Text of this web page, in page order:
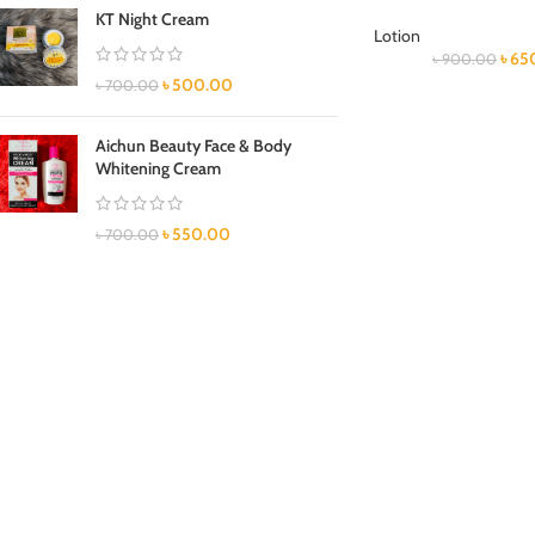
KT Night Cream
৳700.00 ৳500.00
Aichun Beauty Face & Body
Whitening Cream
৳700.00 ৳550.00
Lotion
৳900.00 ৳